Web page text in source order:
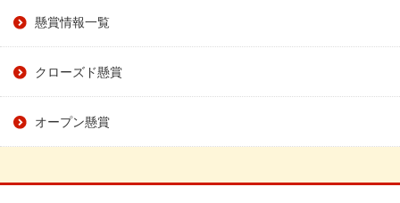
懸賞情報一覧
クローズド懸賞
オープン懸賞